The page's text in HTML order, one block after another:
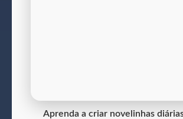
Aprenda a criar novelinhas